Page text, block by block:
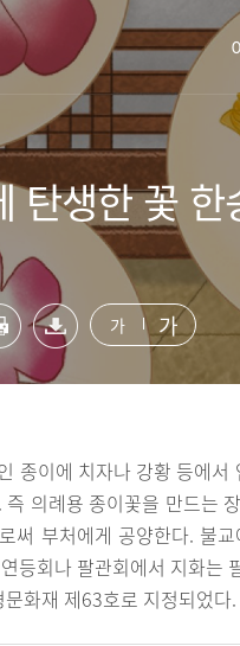
탄생한 꽃
가 가
종이에 치자나 강황 등에
의례용 종이꽃을 만드는
써 부처에게 공양한다. 불
등회나 팔관회에서 지화는
화재 제63호로 지정되었다.